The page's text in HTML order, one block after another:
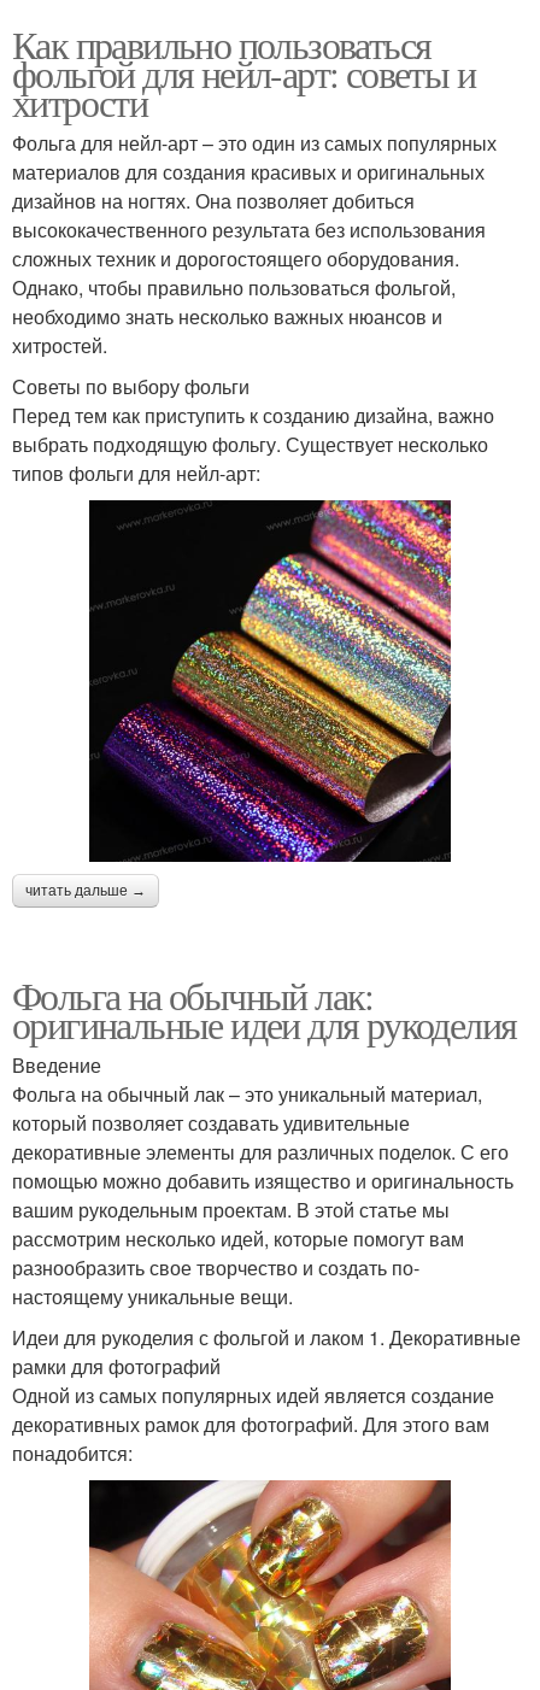
Как правильно пользоваться
фольгой для нейл-арт: советы и
хитрости
Фольга для нейл-арт – это один из самых популярных
материалов для создания красивых и оригинальных
дизайнов на ногтях. Она позволяет добиться
высококачественного результата без использования
сложных техник и дорогостоящего оборудования.
Однако, чтобы правильно пользоваться фольгой,
необходимо знать несколько важных нюансов и
хитростей.
Советы по выбору фольги
Перед тем как приступить к созданию дизайна, важно
выбрать подходящую фольгу. Существует несколько
типов фольги для нейл-арт:
читать дальше →
Фольга на обычный лак:
оригинальные идеи для рукоделия
Введение
Фольга на обычный лак – это уникальный материал,
который позволяет создавать удивительные
декоративные элементы для различных поделок. С его
помощью можно добавить изящество и оригинальность
вашим рукодельным проектам. В этой статье мы
рассмотрим несколько идей, которые помогут вам
разнообразить свое творчество и создать по-
настоящему уникальные вещи.
Идеи для рукоделия с фольгой и лаком 1. Декоративные
рамки для фотографий
Одной из самых популярных идей является создание
декоративных рамок для фотографий. Для этого вам
понадобится: